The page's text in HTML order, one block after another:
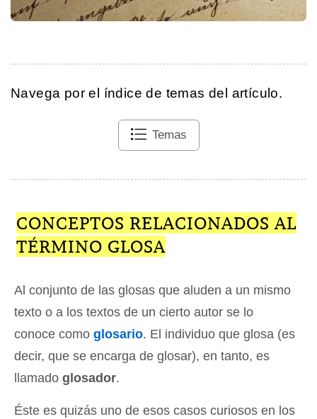
Navega por el índice de temas del artículo.
Temas
CONCEPTOS RELACIONADOS AL
TÉRMINO GLOSA
Al conjunto de las glosas que aluden a un mismo
texto o a los textos de un cierto autor se lo
conoce como glosario. El individuo que glosa (es
decir, que se encarga de glosar), en tanto, es
llamado glosador.
Éste es quizás uno de esos casos curiosos en los